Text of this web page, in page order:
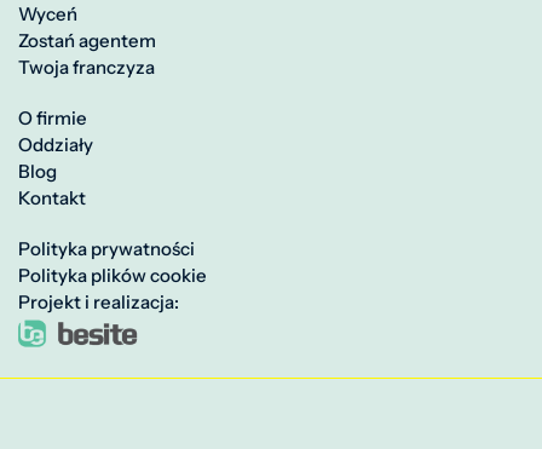
Wyceń
Zostań agentem
Twoja franczyza
O firmie
Oddziały
Blog
Kontakt
Polityka prywatności
Polityka plików cookie
Projekt i realizacja: